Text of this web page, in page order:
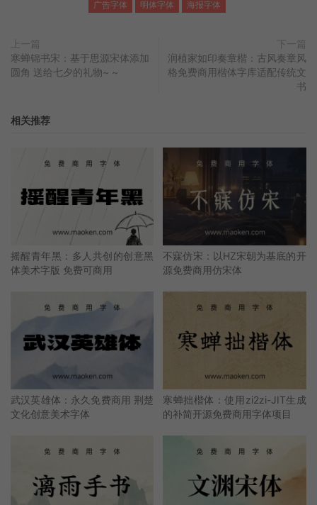
广告字体 明体字体 海报字体
上一篇
寒蝉锦书宋：基于思源宋体添加
圆角 送给七夕的礼物~ ~
下一篇
润植家如印奏章楷：古风奏章风
格免费商用楷体字库适配传统文
书
相关推荐
摇醒青年黑：多人共创的创意黑
体美术字版 免费可商用
不寐仿宋：以HZ宋朝为基底的开
源免费商用仿宋体
武汉英雄体：永久免费商用 荆楚
文化创意美术字体
寒蝉拙楷体：使用zi2zi-JIT生成
的补简开源免费商用字体项目